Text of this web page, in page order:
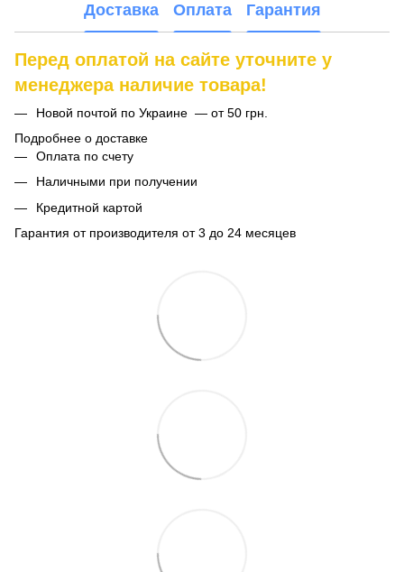
Доставка Оплата Гарантия
Перед оплатой на сайте уточните у
менеджера наличие товара!
Новой почтой по Украине — от 50 грн.
Подробнее о доставке
Оплата по счету
Наличными при получении
Кредитной картой
Гарантия от производителя от 3 до 24 месяцев